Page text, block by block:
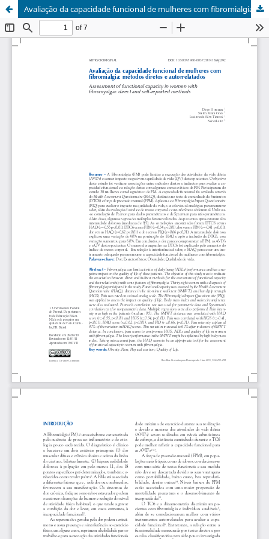
Avaliação da capacidade funcional de mulheres com fibromialgia: métodos diretos e autorrelatados